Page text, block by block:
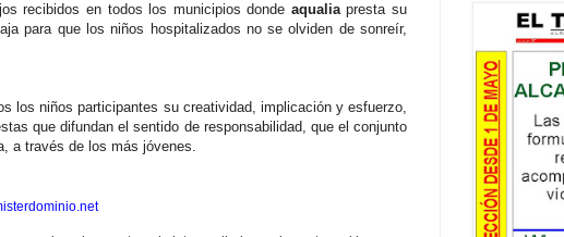
recibidos en todos los municipios donde aqualiapresta su
para que los niños hospitalizados no se olviden de sonreír,
los niños participantes su creatividad, implicación y esfuerzo,
que difundan el sentido de responsabilidad, que el conjunto
a través de los más jóvenes.